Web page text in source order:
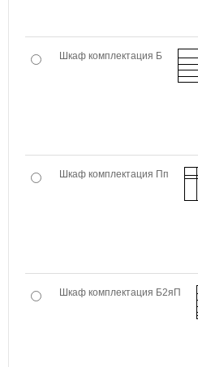
Шкаф комплектация Б
Шкаф комплектация Пп
Шкаф комплектация Б2яП